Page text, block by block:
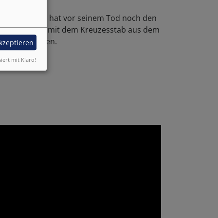
Christus hat vor seinem Tod noch den
steigt mit dem Kreuzesstab aus dem
überwunden.
mit Klaro!